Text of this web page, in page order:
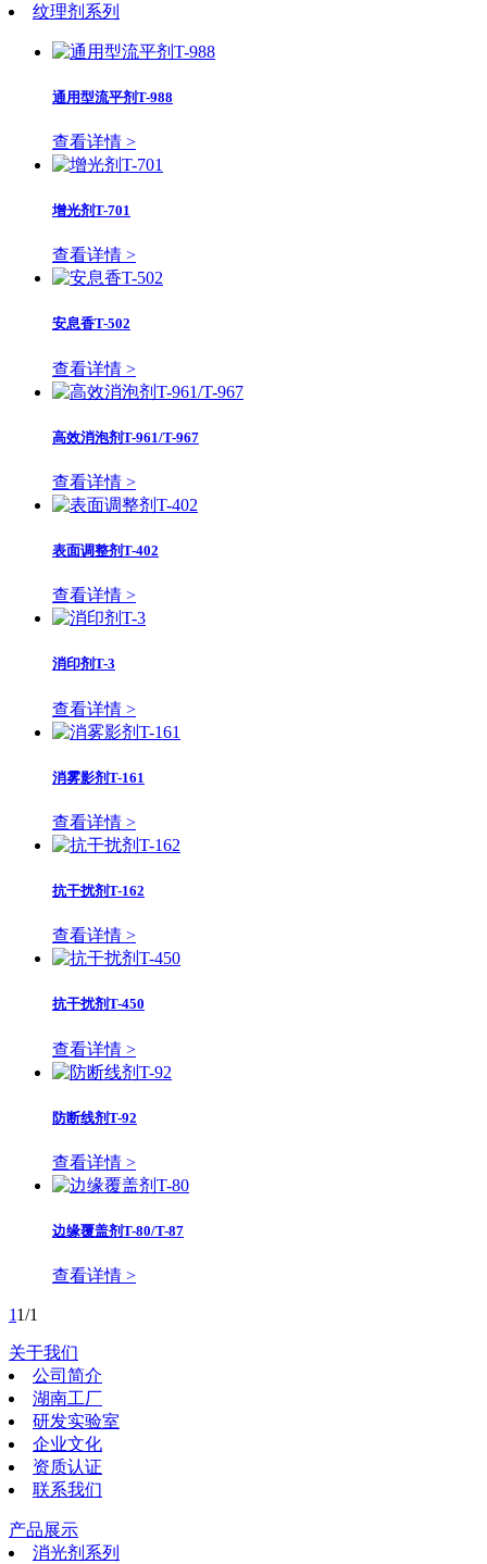
纹理剂系列
通用型流平剂T-988
查看详情 >
增光剂T-701
查看详情 >
安息香T-502
查看详情 >
高效消泡剂T-961/T-967
查看详情 >
表面调整剂T-402
查看详情 >
消印剂T-3
查看详情 >
消雾影剂T-161
查看详情 >
抗干扰剂T-162
查看详情 >
抗干扰剂T-450
查看详情 >
防断线剂T-92
查看详情 >
边缘覆盖剂T-80/T-87
查看详情 >
11/1
关于我们
公司简介
湖南工厂
研发实验室
企业文化
资质认证
联系我们
产品展示
消光剂系列